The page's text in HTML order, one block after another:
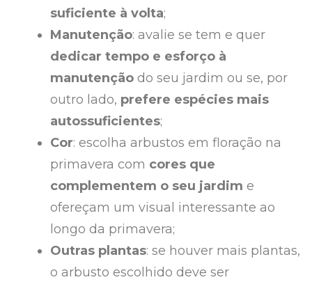
suficiente à volta;
Manutenção: avalie se tem e quer
dedicar tempo e esforço à
manutenção do seu jardim ou se, por
outro lado, prefere espécies mais
autossuficientes;
Cor: escolha arbustos em floração na
primavera com cores que
complementem o seu jardim e
ofereçam um visual interessante ao
longo da primavera;
Outras plantas: se houver mais plantas,
o arbusto escolhido deve ser